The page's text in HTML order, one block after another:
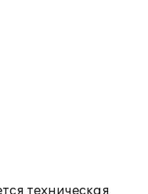
техническая